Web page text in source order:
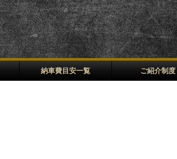
納車費目安一覧 ご紹介制度